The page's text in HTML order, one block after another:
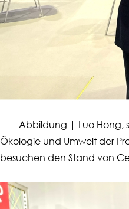
Abbildung | Luo Hong,
Ökologie und Umwelt der
besuchen den Stand von